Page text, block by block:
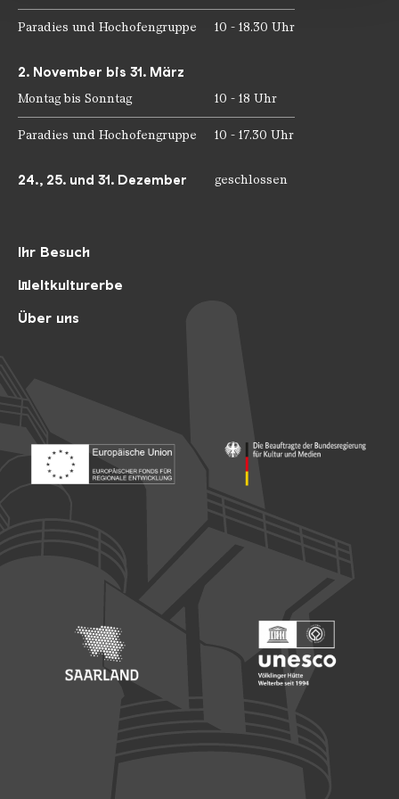
Ihr Besuch
Weltkulturerbe
Über uns
Paradies und Hochofengruppe 10 - 18.30 Uhr
2. November bis 31. März
Montag bis Sonntag 10 - 18 Uhr
Paradies und Hochofengruppe 10 - 17.30 Uhr
24., 25. und 31. Dezember geschlossen